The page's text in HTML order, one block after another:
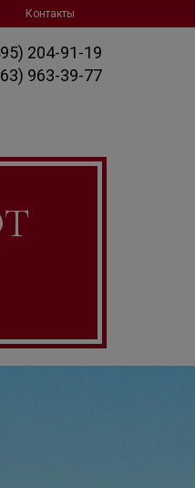
Контакты
204-91-19
963-39-77